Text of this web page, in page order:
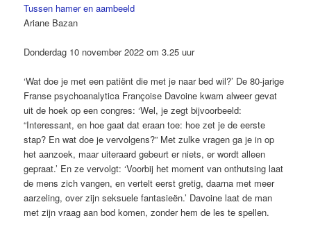
Tussen hamer en aambeeld
Ariane Bazan
Donderdag 10 november 2022 om 3.25 uur
‘Wat doe je met een ­patiënt die met je naar bed wil?’ De 80-jarige
Franse psychoana­lytica Françoise Davoine kwam alweer gevat
uit de hoek op een congres: ‘Wel, je zegt bijvoorbeeld:
“Interessant, en hoe gaat dat eraan toe: hoe zet je de eerste
stap? En wat doe je vervolgens?” Met zulke vragen ga je in op
het aanzoek, maar uiteraard gebeurt er niets, er wordt alleen
gepraat.’ En ze vervolgt: ‘Voorbij het moment van onthutsing laat
de mens zich vangen, en vertelt eerst gretig, daarna met meer
aarzeling, over zijn seksuele fantasieën.’ Davoine laat de man
met zijn vraag aan bod ­komen, zonder hem de les te spellen.